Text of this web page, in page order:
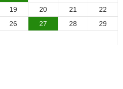
19 20 21
22
26 27 28
29